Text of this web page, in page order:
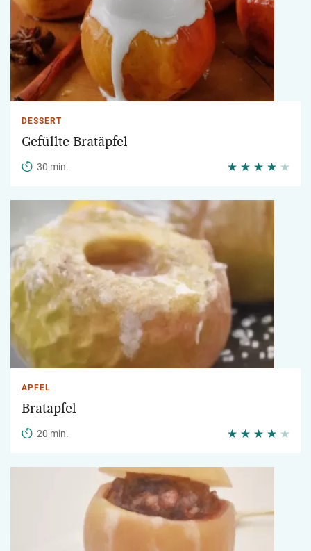
DESSERT
Gefüllte Bratäpfel
30 min.
APFEL
Bratäpfel
20 min.